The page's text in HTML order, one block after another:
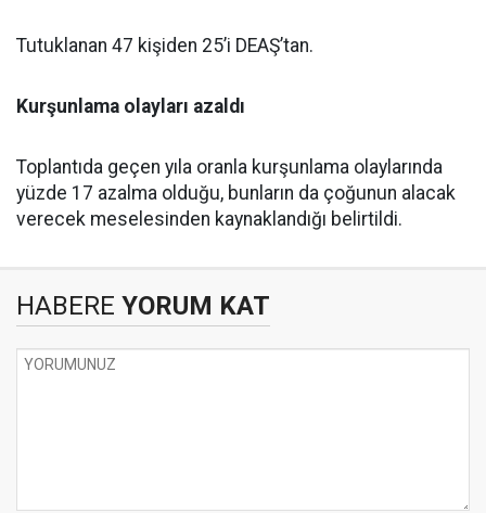
Tutuklanan 47 kişiden 25’i DEAŞ’tan.
Kurşunlama olayları azaldı
Toplantıda geçen yıla oranla kurşunlama olaylarında
yüzde 17 azalma olduğu, bunların da çoğunun alacak
verecek meselesinden kaynaklandığı belirtildi.
HABERE YORUM KAT